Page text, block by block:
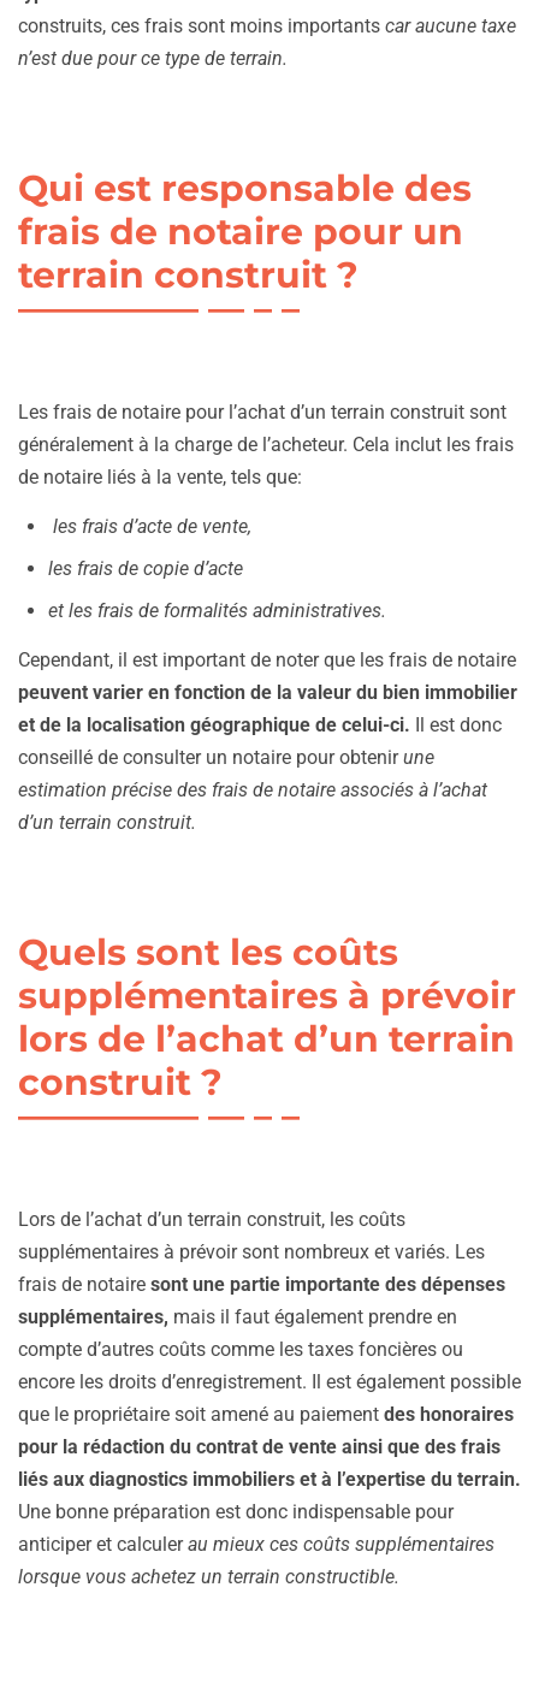
construits, ces frais sont moins importants car aucune taxe
n’est due pour ce type de terrain.
Qui est responsable des
frais de notaire pour un
terrain construit ?
Les frais de notaire pour l’achat d’un terrain construit sont
généralement à la charge de l’acheteur. Cela inclut les frais
de notaire liés à la vente, tels que:
les frais d’acte de vente,
les frais de copie d’acte
et les frais de formalités administratives.
Cependant, il est important de noter que les frais de notaire
peuvent varier en fonction de la valeur du bien immobilier
et de la localisation géographique de celui-ci. Il est donc
conseillé de consulter un notaire pour obtenirune
estimation précise des frais de notaire associés à l’achat
d’un terrain construit.
Quels sont les coûts
supplémentaires à prévoir
lors de l’achat d’un terrain
construit ?
Lors de l’achat d’un terrain construit, les coûts
supplémentaires à prévoir sont nombreux et variés. Les
frais de notaire sont une partie importante des dépenses
supplémentaires, mais il faut également prendre en
compte d’autres coûts comme les taxes foncières ou
encore les droits d’enregistrement. Il est également possible
que le propriétaire soit amené au paiement des honoraires
pour la rédaction du contrat de vente ainsi que des frais
liés aux diagnostics immobiliers et à l’expertise du terrain.
Une bonne préparation est donc indispensable pour
anticiper et calculerau mieux ces coûts supplémentaires
lorsque vous achetez un terrain constructible.